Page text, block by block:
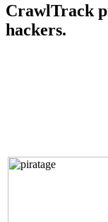
CrawlTrack
hackers.